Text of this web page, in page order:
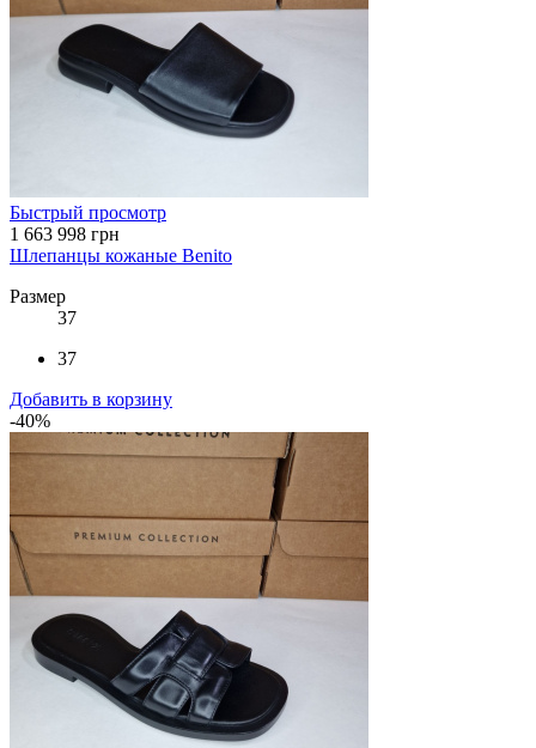
Быстрый просмотр
1 663 998 грн
Шлепанцы кожаные Benito
Размер
37
37
Добавить в корзину
-40%